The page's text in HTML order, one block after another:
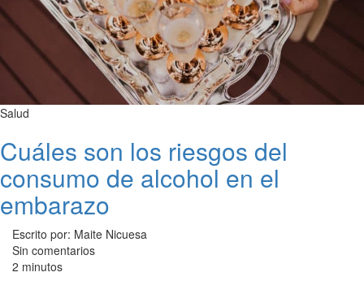
Salud
Cuáles son los riesgos del
consumo de alcohol en el
embarazo
Escrito por: Maite Nicuesa
Sin comentarios
2 minutos